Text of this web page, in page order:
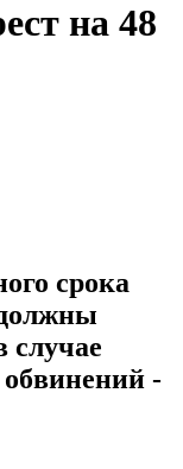
на 48
срока
случае
обвинений -